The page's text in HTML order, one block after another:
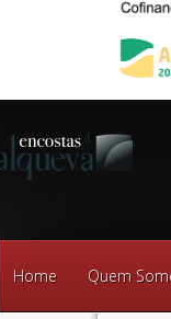
Home Quem